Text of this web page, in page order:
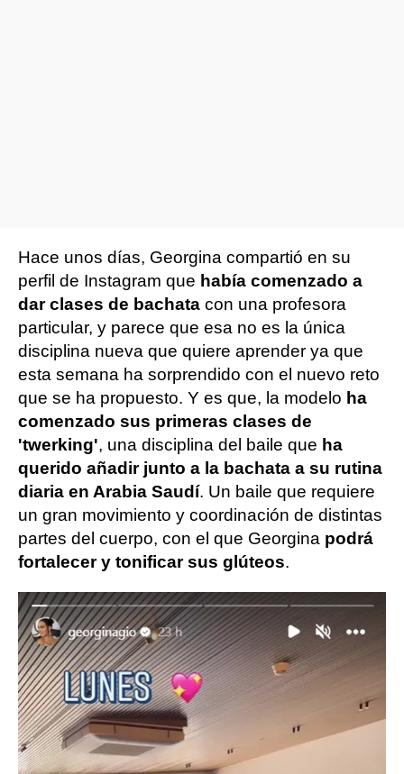
Hace unos días, Georgina compartió en su
perfil de Instagram que había comenzado a
dar clases de bachata con una profesora
particular, y parece que esa no es la única
disciplina nueva que quiere aprender ya que
esta semana ha sorprendido con el nuevo reto
que se ha propuesto. Y es que, la modelo ha
comenzado sus primeras clases de
'twerking', una disciplina del baile que ha
querido añadir junto a la bachata a su rutina
diaria en Arabia Saudí. Un baile que requiere
un gran movimiento y coordinación de distintas
partes del cuerpo, con el que Georgina podrá
fortalecer y tonificar sus glúteos.